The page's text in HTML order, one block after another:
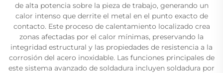
de alta potencia sobre la pieza de trabajo, generando un
calor intenso que derrite el metal en el punto exacto de
contacto. Este proceso de calentamiento localizado crea
zonas afectadas por el calor mínimas, preservando la
integridad estructural y las propiedades de resistencia a la
corrosión del acero inoxidable. Las funciones principales de
este sistema avanzado de soldadura incluyen soldadura por